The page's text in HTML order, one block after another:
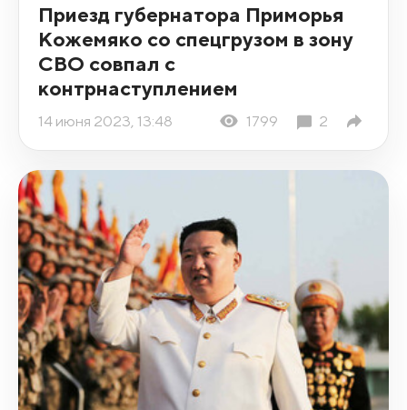
Приезд губернатора Приморья
Кожемяко со спецгрузом в зону
СВО совпал с
контрнаступлением
14 июня 2023, 13:48 1799 2